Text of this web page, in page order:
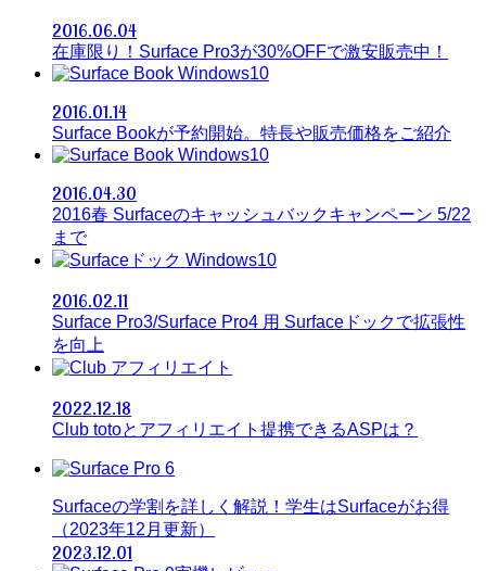
2016.06.04
在庫限り！Surface Pro3が30%OFFで激安販売中！
Windows10
2016.01.14
Surface Bookが予約開始。特長や販売価格をご紹介
Windows10
2016.04.30
2016春 Surfaceのキャッシュバックキャンペーン 5/22
まで
Windows10
2016.02.11
Surface Pro3/Surface Pro4 用 Surfaceドックで拡張性
を向上
アフィリエイト
2022.12.18
Club totoとアフィリエイト提携できるASPは？
Surfaceの学割を詳しく解説！学生はSurfaceがお得
（2023年12月更新）
2023.12.01